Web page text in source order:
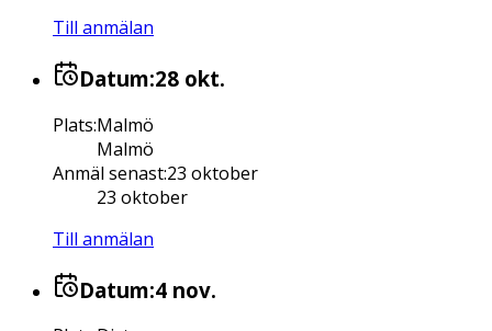
Till anmälan
Datum:28 okt.
Plats:Malmö
Malmö
Anmäl senast:23 oktober
23 oktober
Till anmälan
Datum:4 nov.